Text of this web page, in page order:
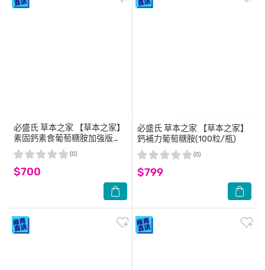
必盛氏 草本之家 【草本之家】
素固鈣素食葡萄糖胺加強版
(100粒/盒)
$700
(0)
必盛氏 草本之家 【草本之家】
鈣補力葡萄糖胺(100粒/瓶)
$799
(0)